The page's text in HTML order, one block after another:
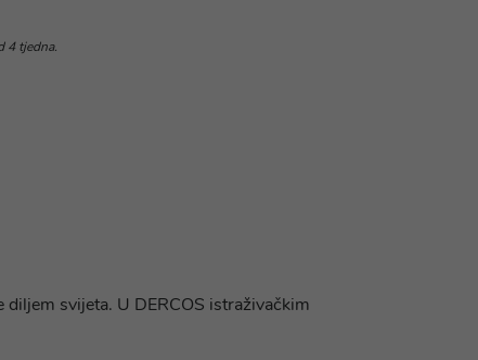
4 tjedna.
svijeta. U DERCOS istraživačkim